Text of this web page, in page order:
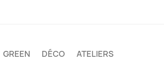
GREEN DÉCO ATELIERS